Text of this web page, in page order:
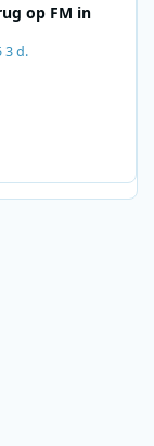
op FM in
3 d.